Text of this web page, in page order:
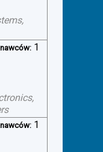
1
1